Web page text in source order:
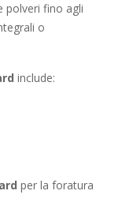
polveri fino agli
o
include:
per la foratura